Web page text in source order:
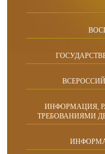
ИНФОРМАЦИЯ,
ТРЕБОВАНИЯМИ